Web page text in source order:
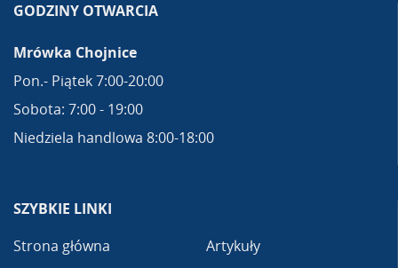
GODZINY OTWARCIA
Mrówka Chojnice
Pon.- Piątek 7:00-20:00
Sobota: 7:00 - 19:00
Niedziela handlowa 8:00-18:00
SZYBKIE LINKI
Strona główna
Artykuły